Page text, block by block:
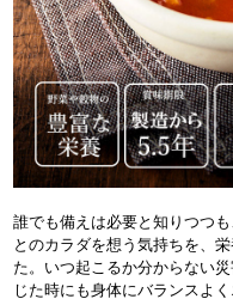
誰でも備えは必要と知りつつ
とのカラダを想う気持ちを、
た。いつ起こるか分からない
じた時にも身体にバランスよ